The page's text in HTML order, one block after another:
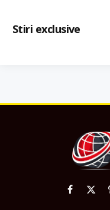
Stiri exclusive
Facebook
X